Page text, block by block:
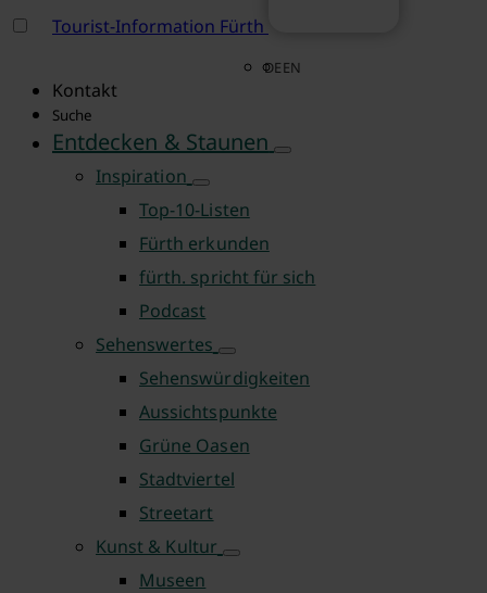
Tourist-Information Fürth
DEEN
Kontakt
Suche
Entdecken & Staunen
Inspiration
Top-10-Listen
Fürth erkunden
fürth. spricht für sich
Podcast
Sehenswertes
Sehenswürdigkeiten
Aussichtspunkte
Grüne Oasen
Stadtviertel
Streetart
Kunst & Kultur
Museen